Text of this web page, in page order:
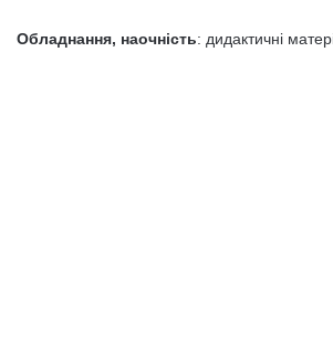
Обладнання, наочність: дидактичні